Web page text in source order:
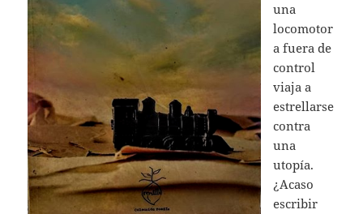
una
locomotor
a fuera de
control
viaja a
estrellarse
contra
una
utopía.
¿Acaso
escribir